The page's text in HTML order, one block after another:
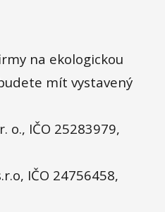
na ekologickou
mít vystavený
o., IČO 25283979,
IČO 24756458,